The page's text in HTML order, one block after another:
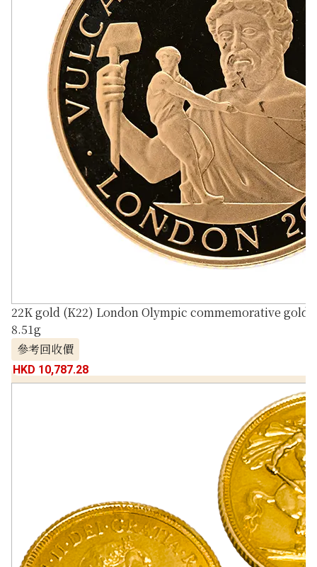
22K gold (K22) London Olympic commemorative gold
8.51g
參考回收價
HKD 10,787.28